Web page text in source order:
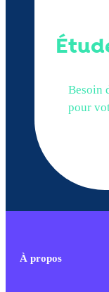
Besoin
pour
À propos